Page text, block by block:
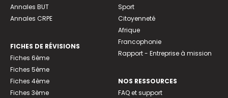
Annales BUT
Annales CRPE
FICHES DE RÉVISIONS
Fiches 6ème
Fiches 5ème
Fiches 4ème
Fiches 3ème
Sport
Citoyenneté
Afrique
Francophonie
Rapport - Entreprise à mission
NOS RESSOURCES
FAQ et support